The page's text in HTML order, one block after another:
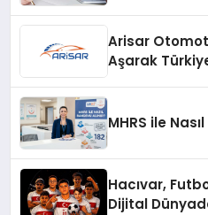
Arisar
Aşarak
MHRS ile
Hacıvar,
Dijital